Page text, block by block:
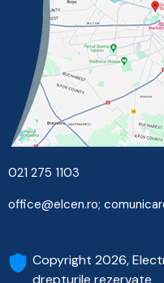
021 275 1103
office@elcen.ro;
Copyright 2026,